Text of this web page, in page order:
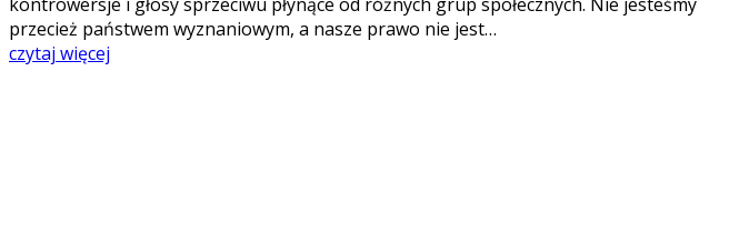
przecież państwem wyznaniowym, a nasze prawo nie jest…
czytaj więcej